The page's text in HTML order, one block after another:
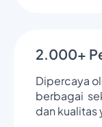
2.000+
Dipercaya
berbagai
dan kualitas